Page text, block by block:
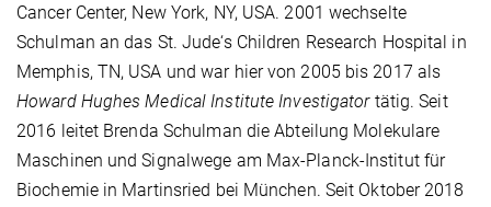
Cancer Center, New York, NY, USA. 2001 wechselte
Schulman an das St. Jude‘s Children Research Hospital in
Memphis, TN, USA und war hier von 2005 bis 2017 als
Howard Hughes Medical Institute Investigatortätig. Seit
2016 leitet Brenda Schulman die Abteilung Molekulare
Maschinen und Signalwege am Max-Planck-Institut für
Biochemie in Martinsried bei München. Seit Oktober 2018